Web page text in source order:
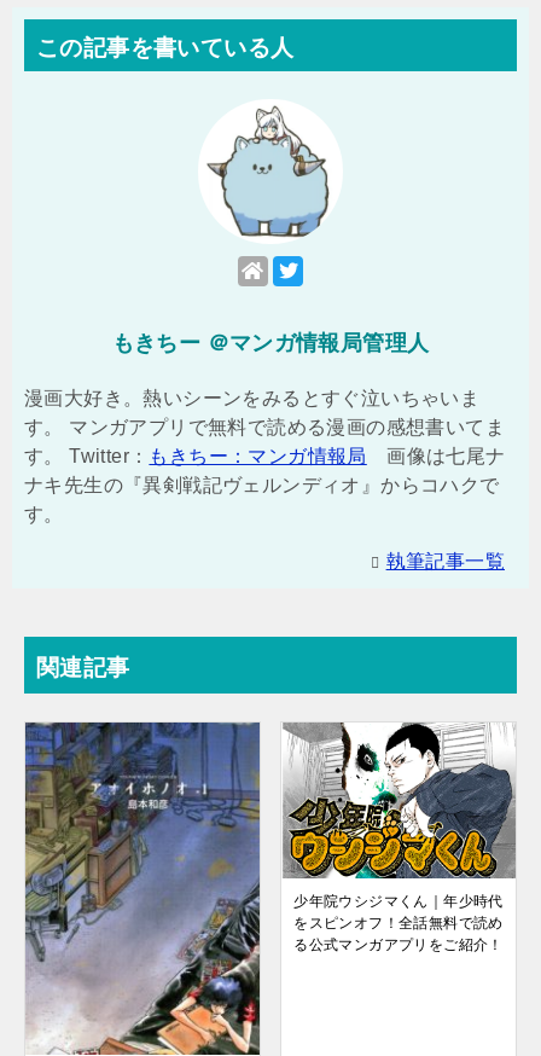
この記事を書いている人
もきちー ＠マンガ情報局管理人
漫画大好き。熱いシーンをみるとすぐ泣いちゃいま
す。 マンガアプリで無料で読める漫画の感想書いてま
す。 Twitter： もきちー：マンガ情報局
画像は七尾ナ
ナキ先生の『異剣戦記ヴェルンディオ』からコハクで
す。
執筆記事一覧
関連記事
少年院ウシジマくん｜年少時代
をスピンオフ！全話無料で読め
る公式マンガアプリをご紹介！